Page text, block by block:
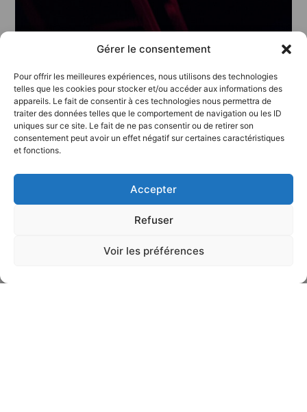
Gérer le consentement
Pour offrir les meilleures expériences, nous utilisons des technologies
telles que les cookies pour stocker et/ou accéder aux informations des
appareils. Le fait de consentir à ces technologies nous permettra de
traiter des données telles que le comportement de navigation ou les ID
uniques sur ce site. Le fait de ne pas consentir ou de retirer son
consentement peut avoir un effet négatif sur certaines caractéristiques
et fonctions.
Accepter
Refuser
Voir les préférences